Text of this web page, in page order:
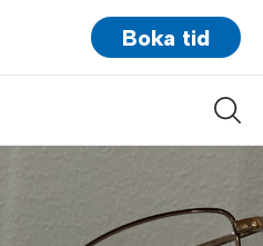
Boka tid